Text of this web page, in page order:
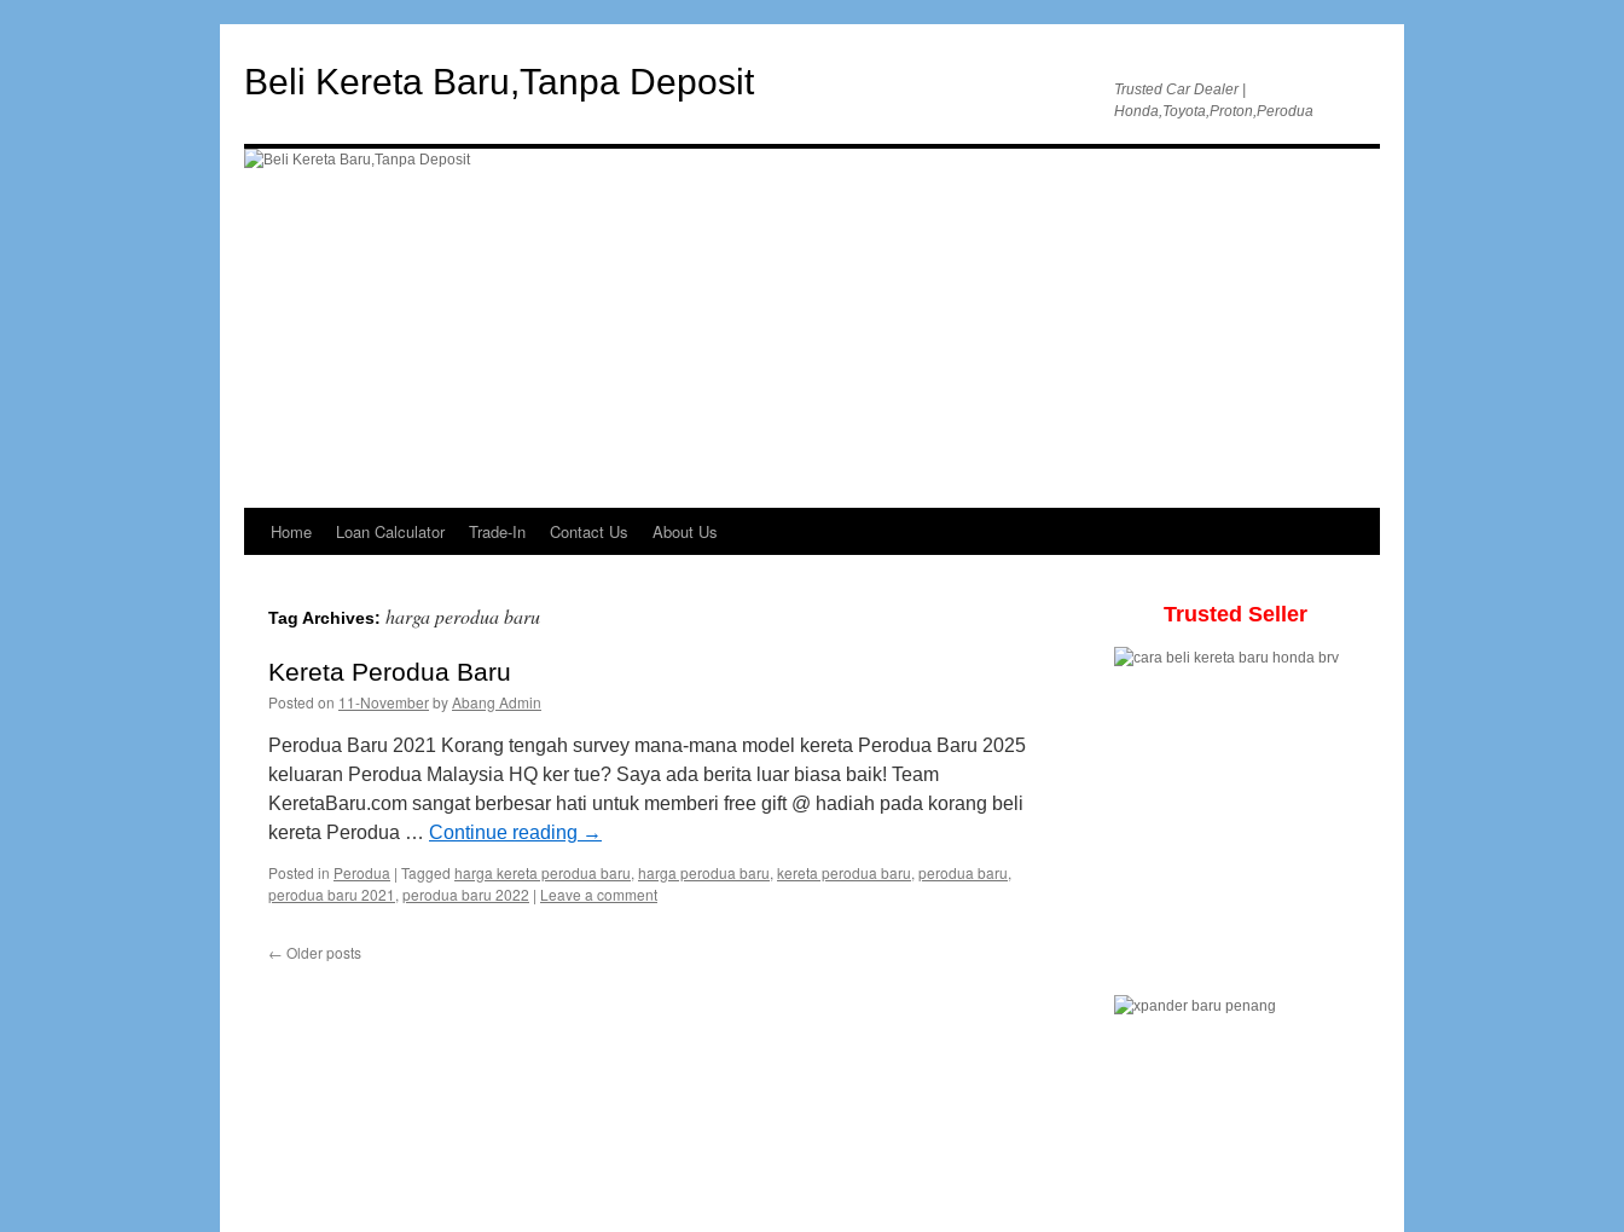
Beli Kereta Baru,Tanpa Deposit
Trusted Car Dealer |
Honda,Toyota,Proton,Perodua
Home Loan Calculator Trade-In Contact Us About Us
Tag Archives: harga perodua baru
Kereta Perodua Baru
Posted on 11-NovemberbyAbang Admin
Perodua Baru 2021 Korang tengah survey mana-mana model kereta Perodua Baru 2025
keluaran Perodua Malaysia HQ ker tue? Saya ada berita luar biasa baik! Team
KeretaBaru.com sangat berbesar hati untuk memberi free gift @ hadiah pada korang beli
kereta Perodua … Continue reading →
Posted in Perodua | Tagged harga kereta perodua baru, harga perodua baru, kereta perodua baru, perodua baru,
perodua baru 2021 , perodua baru 2022 | Leave a comment
← Older posts
Trusted Seller